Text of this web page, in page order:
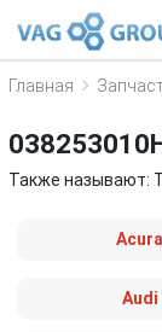
Главная
Также называют:
Acura
Audi